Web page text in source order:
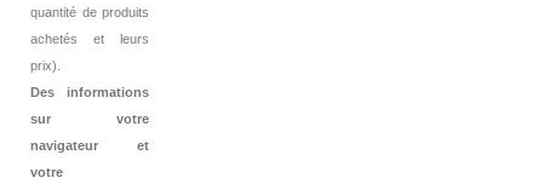
quantité de produits
achetés et leurs
prix).
Des informations
sur votre
navigateur et
votre